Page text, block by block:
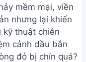
mềm mại, viền
nhưng lại khiến
kỹ thuật chiên
cảnh dầu bắn
đỏ bị chín quá?